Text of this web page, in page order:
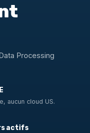
Processing
aucun cloud US.
actifs